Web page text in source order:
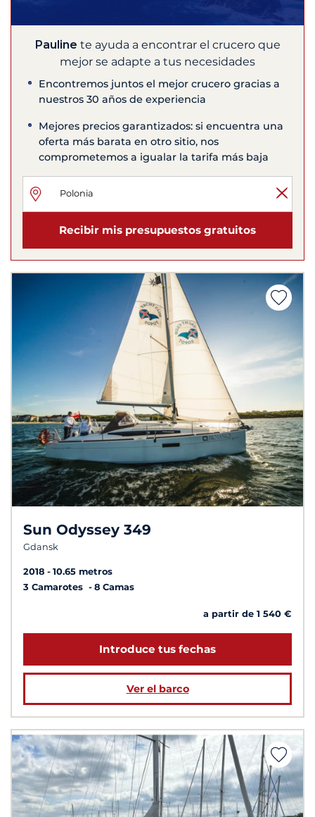
Pauline te ayuda a encontrar el crucero que
mejor se adapte a tus necesidades
Encontremos juntos el mejor crucero gracias a
nuestros 30 años de experiencia
Mejores precios garantizados: si encuentra una
oferta más barata en otro sitio, nos
comprometemos a igualar la tarifa más baja
Recibir mis presupuestos gratuitos
Sun Odyssey 349
Gdansk
2018
10.65 metros
3 Camarotes
8 Camas
a partir de 1 540 €
Introduce tus fechas
Ver el barco